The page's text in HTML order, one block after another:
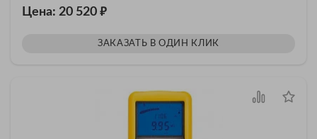
Цена: 20 520 ₽
ЗАКАЗАТЬ В ОДИН КЛИК